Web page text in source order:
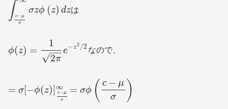
∫ c−μ
σ
σzϕ (z) dzは
ϕ(z) =
1
2π
−−
√
e−z2/2 なので、
= σ[−ϕ(z)] ∞
c−μ
σ
= σϕ ( c − μ
σ
)